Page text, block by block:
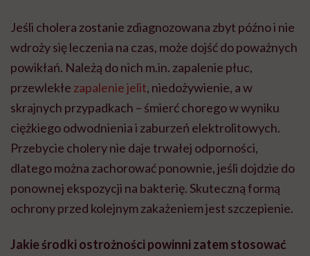
Jeśli cholera zostanie zdiagnozowana zbyt późno i nie
wdroży się leczenia na czas, może dojść do poważnych
powikłań. Należą do nich m.in. zapalenie płuc,
przewlekłe zapalenie jelit, niedożywienie, a w
skrajnych przypadkach – śmierć chorego w wyniku
ciężkiego odwodnienia i zaburzeń elektrolitowych.
Przebycie cholery nie daje trwałej odporności,
dlatego można zachorować ponownie, jeśli dojdzie do
ponownej ekspozycji na bakterię. Skuteczną formą
ochrony przed kolejnym zakażeniem jest szczepienie.
Jakie środki ostrożności powinni zatem stosować